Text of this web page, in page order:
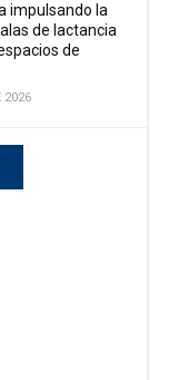
impulsando la
de lactancia
de
2026